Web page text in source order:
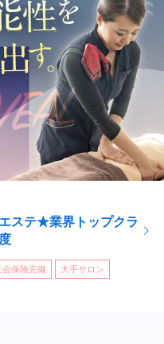
ステ★業界トップクラ
会保険完備 大手サロン